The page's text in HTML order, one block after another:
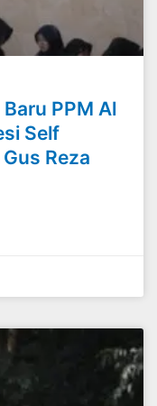
PPM Al
Self
Reza